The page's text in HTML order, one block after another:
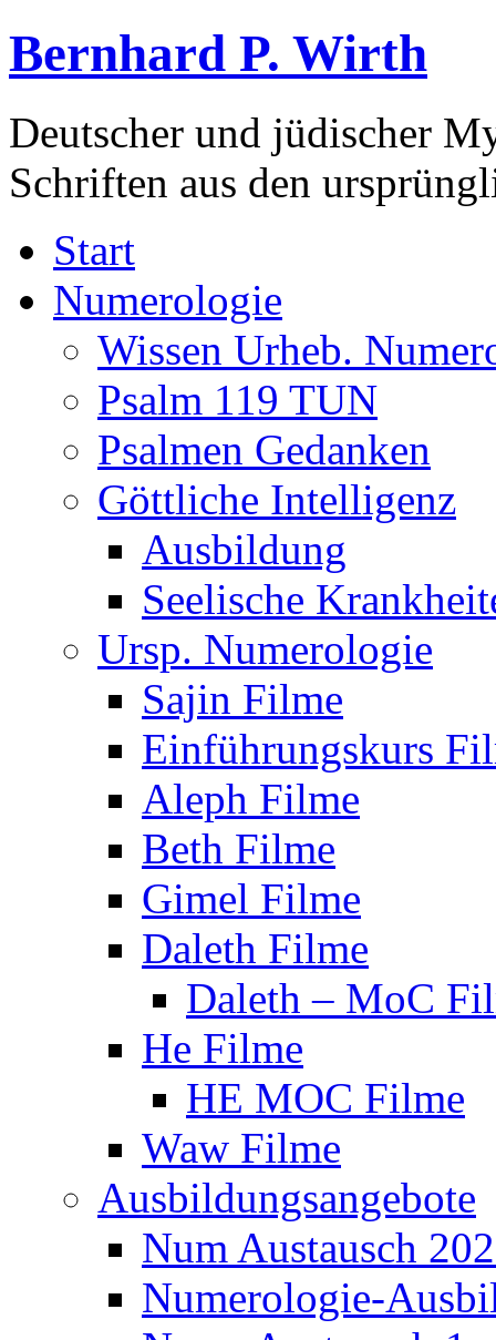
Bernhard P. Wirth
Deutscher und jüdischer
Schriften aus den
Start
Numerologie
Wissen Urheb.
Psalm 119 TUN
Psalmen Gedanken
Göttliche Intelligenz
Ausbildung
Seelische
Ursp. Numerologie
Sajin Filme
Einführungskurs
Aleph Filme
Beth Filme
Gimel Filme
Daleth Filme
Daleth – MoC
He Filme
HE MOC Filme
Waw Filme
Ausbildungsangebote
Num Austausch
Numerologie-